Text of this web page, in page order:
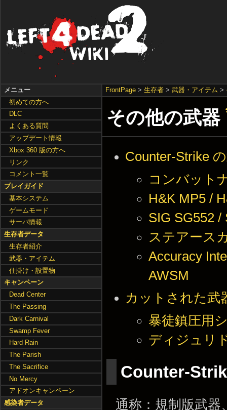
FrontPage >生存者 >武器・アイテム >
その他の武器
Counter-Strike
コンバット
H&K MP5 /
SIG SG552 /
ステアース
Accuracy
AWSM
カットされた武
暴徒鎮圧用
ディジュリ
Counter-
通称：規制版武
メニュー
初めての方へ
DLC
よくある質問
アップデート情報
Xbox 360 版の方へ
リンク
コメント一覧
プレイガイド
基本システム
ゲームモード
サーバ情報
生存者データ
生存者紹介
武器・アイテム
仕掛け・設置物
キャンペーン
Dead Center
The Passing
Dark Carnival
Swamp Fever
Hard Rain
The Parish
The Sacrifice
No Mercy
アドオンキャンペーン
感染者データ